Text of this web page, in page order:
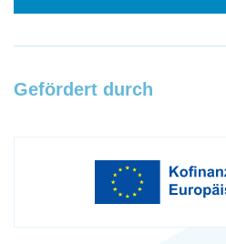
Gefördert durch